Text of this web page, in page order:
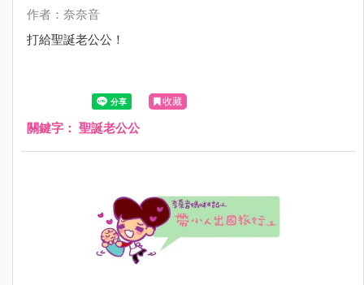
作者：奈奈音
打給聖誕老公公！
收藏
關鍵字： 聖誕老公公